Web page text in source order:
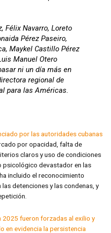
Félix Navarro, Loreto
Pérez Paseiro,
Maykel Castillo Pérez
Manuel Otero
ni un día más en
regional de
para las Américas.
por las autoridades cubanas
por opacidad, falta de
claros y uso de condiciones
psicológico devastador en las
incluido el reconocimiento
detenciones y las condenas, y
2025 fueron forzadas al exilio y
en evidencia la persistencia